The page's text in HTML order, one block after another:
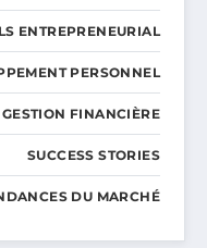
ENTREPRENEURIAL
PERSONNEL
GESTION FINANCIÈRE
SUCCESS STORIES
DU MARCHÉ